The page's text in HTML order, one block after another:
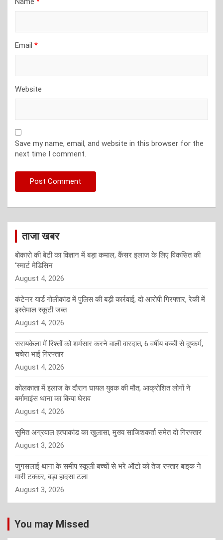
Email *
Website
Save my name, email, and website in this browser for the
next time I comment.
ताजा खबर
बोकारो की बेटी का विज्ञान में बड़ा कमाल, कैंसर इलाज के लिए विकसित की
‘स्मार्ट मेडिसिन
August 4, 2026
कंटेनर यार्ड गोलीकांड में पुलिस की बड़ी कार्रवाई, दो आरोपी गिरफ्तार, रेकी में
इस्तेमाल स्कूटी जब्त
August 4, 2026
सरायकेला में रिश्तों को शर्मसार करने वाली वारदात, 6 वर्षीय बच्ची से दुष्कर्म,
चचेरा भाई गिरफ्तार
August 4, 2026
कोलकाता में इलाज के दौरान घायल युवक की मौत, आक्रोशित लोगों ने
बर्मामाइंस थाना का किया घेराव
August 4, 2026
सुमित अग्रवाल हत्याकांड का खुलासा, मुख्य साजिशकर्ता समेत दो गिरफ्तार
August 3, 2026
जुगसलाई थाना के समीप स्कूली बच्चों से भरे ऑटो को तेज रफ्तार बाइक ने
मारी टक्कर, बड़ा हादसा टला
August 3, 2026
You may Missed